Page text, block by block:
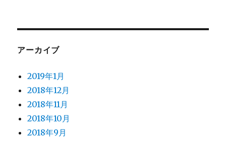
アーカイブ
2019年1月
2018年12月
2018年11月
2018年10月
2018年9月